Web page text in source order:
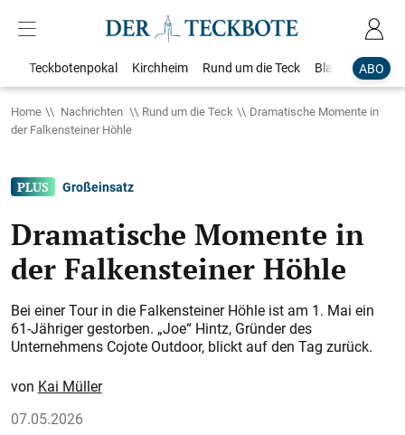
ABO
Teckbotenpokal Kirchheim Rund um die Teck Blaulicht
Home Nachrichten Rund um die Teck
Dramatische Momente in
der Falkensteiner Höhle
Großeinsatz
Dramatische Momente in
der Falkensteiner Höhle
Bei einer Tour in die Falkensteiner Höhle ist am 1. Mai ein
61-Jähriger gestorben. „Joe“ Hintz, Gründer des
Unternehmens Cojote Outdoor, blickt auf den Tag zurück.
Kai Müller
07.05.2026